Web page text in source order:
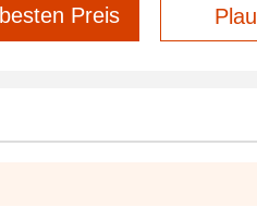
Preis